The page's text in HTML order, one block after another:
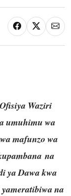
Waziri
umuhimu wa
mafunzo wa
na
ya Dawa kwa
na